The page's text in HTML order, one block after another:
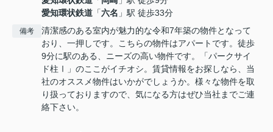
愛知環状鉄道 「六名 」駅 徒歩33分
備考
清潔感のある室内が魅力的な令和7年築の物件となって
おり、一押しです。こちらの物件はアパートです。徒歩
9分に駅のある、ニーズの高い物件です。「パークサイ
ド柱Ⅰ」のここがイチオシ。賃貸情報をお探しなら、当
社のオススメ物件はいかがでしょうか。様々な物件を取
り扱っておりますので、気になる方はぜひ当社までご連
絡下さい。